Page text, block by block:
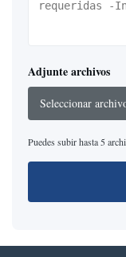
Adjunte archivos
Seleccionar
Puedes subir hasta 5